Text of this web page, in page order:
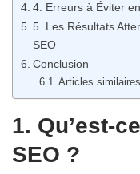
4. Erreurs à Éviter
5. Les Résultats
SEO
Conclusion
Articles similaires
1. Qu’est-
SEO ?